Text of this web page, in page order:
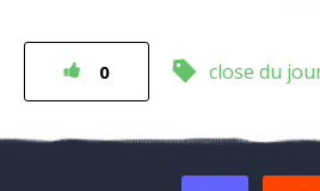
0 close du